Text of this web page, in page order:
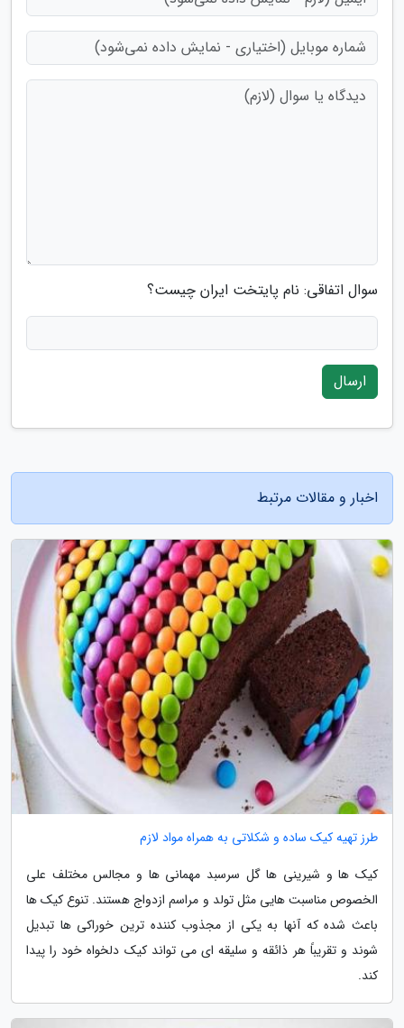
سوال اتفاقی: نام پایتخت ایران چیست؟
ارسال
اخبار و مقالات مرتبط
طرز تهیه کیک ساده و شکلاتی به همراه مواد لازم
کیک ها و شیرینی ها گل سرسبد مهمانی ها و مجالس مختلف علی
الخصوص مناسبت هایی مثل تولد و مراسم ازدواج هستند. تنوع کیک ها
باعث شده که آنها به یکی از مجذوب کننده ترین خوراکی ها تبدیل
شوند و تقریباً هر ذائقه و سلیقه ای می تواند کیک دلخواه خود را پیدا
کند.